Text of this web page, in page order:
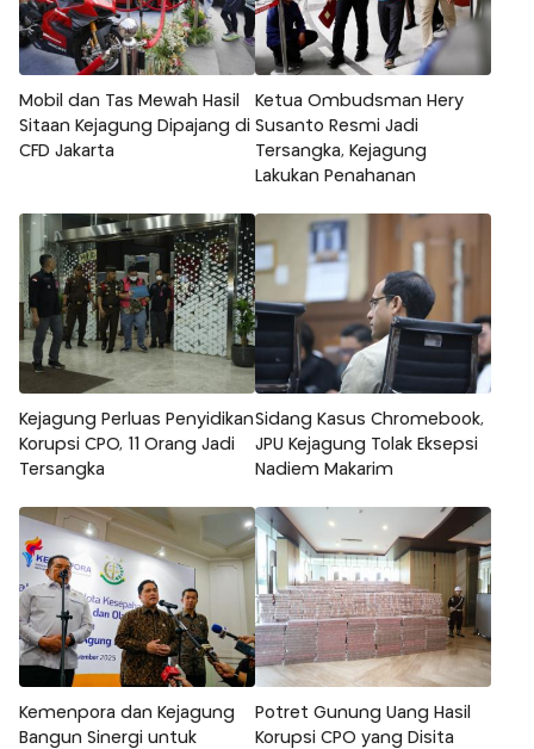
Mobil dan Tas Mewah Hasil
Sitaan Kejagung Dipajang di
CFD Jakarta
Ketua Ombudsman Hery
Susanto Resmi Jadi
Tersangka, Kejagung
Lakukan Penahanan
Kejagung Perluas Penyidikan
Korupsi CPO, 11 Orang Jadi
Tersangka
Sidang Kasus Chromebook,
JPU Kejagung Tolak Eksepsi
Nadiem Makarim
Kemenpora dan Kejagung
Bangun Sinergi untuk
Potret Gunung Uang Hasil
Korupsi CPO yang Disita